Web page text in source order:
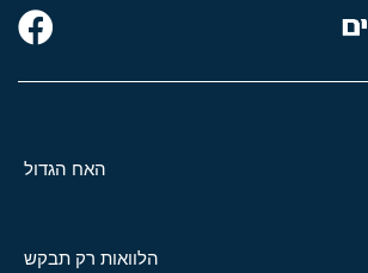
האח הגדול
הלוואות רק תבקש